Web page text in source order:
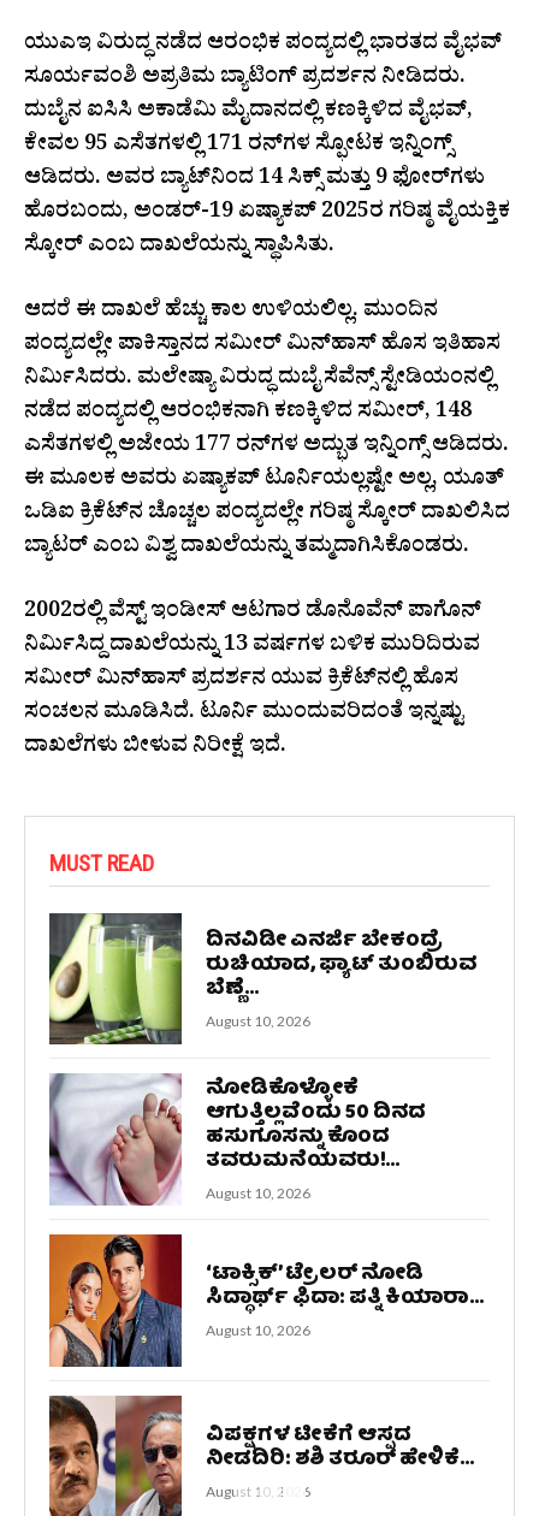
ಯುಎಇ ವಿರುದ್ಧ ನಡೆದ ಆರಂಭಿಕ ಪಂದ್ಯದಲ್ಲಿ ಭಾರತದ ವೈಭವ್
ಸೂರ್ಯವಂಶಿ ಅಪ್ರತಿಮ ಬ್ಯಾಟಿಂಗ್ ಪ್ರದರ್ಶನ ನೀಡಿದರು.
ದುಬೈನ ಐಸಿಸಿ ಅಕಾಡೆಮಿ ಮೈದಾನದಲ್ಲಿ ಕಣಕ್ಕಿಳಿದ ವೈಭವ್,
ಕೇವಲ 95 ಎಸೆತಗಳಲ್ಲಿ 171 ರನ್‌ಗಳ ಸ್ಫೋಟಕ ಇನ್ನಿಂಗ್ಸ್
ಆಡಿದರು. ಅವರ ಬ್ಯಾಟ್‌ನಿಂದ 14 ಸಿಕ್ಸ್ ಮತ್ತು 9 ಫೋರ್‌ಗಳು
ಹೊರಬಂದು, ಅಂಡರ್-19 ಏಷ್ಯಾಕಪ್ 2025ರ ಗರಿಷ್ಠ ವೈಯಕ್ತಿಕ
ಸ್ಕೋರ್ ಎಂಬ ದಾಖಲೆಯನ್ನು ಸ್ಥಾಪಿಸಿತು.
ಆದರೆ ಈ ದಾಖಲೆ ಹೆಚ್ಚು ಕಾಲ ಉಳಿಯಲಿಲ್ಲ. ಮುಂದಿನ
ಪಂದ್ಯದಲ್ಲೇ ಪಾಕಿಸ್ತಾನದ ಸಮೀರ್ ಮಿನ್‌ಹಾಸ್ ಹೊಸ ಇತಿಹಾಸ
ನಿರ್ಮಿಸಿದರು. ಮಲೇಷ್ಯಾ ವಿರುದ್ಧ ದುಬೈ ಸೆವೆನ್ಸ್ ಸ್ಟೇಡಿಯಂನಲ್ಲಿ
ನಡೆದ ಪಂದ್ಯದಲ್ಲಿ ಆರಂಭಿಕನಾಗಿ ಕಣಕ್ಕಿಳಿದ ಸಮೀರ್, 148
ಎಸೆತಗಳಲ್ಲಿ ಅಜೇಯ 177 ರನ್‌ಗಳ ಅದ್ಭುತ ಇನ್ನಿಂಗ್ಸ್ ಆಡಿದರು.
ಈ ಮೂಲಕ ಅವರು ಏಷ್ಯಾಕಪ್ ಟೂರ್ನಿಯಲ್ಲಷ್ಟೇ ಅಲ್ಲ, ಯೂತ್
ಒಡಿಐ ಕ್ರಿಕೆಟ್‌ನ ಚೊಚ್ಚಲ ಪಂದ್ಯದಲ್ಲೇ ಗರಿಷ್ಠ ಸ್ಕೋರ್ ದಾಖಲಿಸಿದ
ಬ್ಯಾಟರ್ ಎಂಬ ವಿಶ್ವ ದಾಖಲೆಯನ್ನು ತಮ್ಮದಾಗಿಸಿಕೊಂಡರು.
2002ರಲ್ಲಿ ವೆಸ್ಟ್ ಇಂಡೀಸ್ ಆಟಗಾರ ಡೊನೊವೆನ್ ಪಾಗೊನ್
ನಿರ್ಮಿಸಿದ್ದ ದಾಖಲೆಯನ್ನು 13 ವರ್ಷಗಳ ಬಳಿಕ ಮುರಿದಿರುವ
ಸಮೀರ್ ಮಿನ್‌ಹಾಸ್ ಪ್ರದರ್ಶನ ಯುವ ಕ್ರಿಕೆಟ್‌ನಲ್ಲಿ ಹೊಸ
ಸಂಚಲನ ಮೂಡಿಸಿದೆ. ಟೂರ್ನಿ ಮುಂದುವರಿದಂತೆ ಇನ್ನಷ್ಟು
ದಾಖಲೆಗಳು ಬೀಳುವ ನಿರೀಕ್ಷೆ ಇದೆ.
MUST READ
ದಿನವಿಡೀ ಎನರ್ಜಿ ಬೇಕಂದ್ರೆ
ರುಚಿಯಾದ, ಫ್ಯಾಟ್‌ ತುಂಬಿರುವ
ಬೆಣ್ಣೆ...
August 10, 2026
ನೋಡಿಕೊಳ್ಳೋಕೆ
ಆಗುತ್ತಿಲ್ಲವೆಂದು 50 ದಿನದ
ಹಸುಗೂಸನ್ನು ಕೊಂದ
ತವರುಮನೆಯವರು!...
August 10, 2026
‘ಟಾಕ್ಸಿಕ್’ ಟ್ರೇಲರ್ ನೋಡಿ
ಸಿದ್ಧಾರ್ಥ್ ಫಿದಾ: ಪತ್ನಿ ಕಿಯಾರಾ...
August 10, 2026
ವಿಪಕ್ಷಗಳ ಟೀಕೆಗೆ ಆಸ್ಪದ
ನೀಡದಿರಿ: ಶಶಿ ತರೂರ್ ಹೇಳಿಕೆ...
August 10, 2026